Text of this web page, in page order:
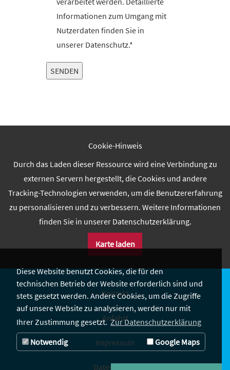
Diese Website benutzt Cookies, die für den
technischen Betrieb der Website erforderlich sind und
stets gesetzt werden. Andere Cookies, um die Zugriffe
auf unsere Website zu analysieren, werden nur mit
Ihrer Zustimmung gesetzt. Zur Datenschutzerklärung
Notwendig
Google Maps
Informationen zum Umgang mit
Nutzerdaten finden Sie in
unserer Datenschutz.*
Cookie-Hinweis
Durch das Laden dieser Ressource wird eine Verbindung zu
externen Servern hergestellt, die Cookies und andere
Tracking-Technologien verwenden, um die Benutzererfahrung
zu personalisieren und zu verbessern. Weitere Informationen
finden Sie in unserer Datenschutzerklärung.
Karte laden
Kontakt
Anfahrt
Impressum
Datenschutz